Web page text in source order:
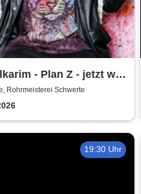
- Plan Z - jetzt will
Rohrmeisterei Schwerte
19:30 Uhr